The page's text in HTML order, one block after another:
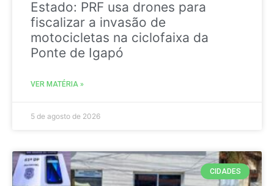
Estado: PRF usa drones para
fiscalizar a invasão de
motocicletas na ciclofaixa da
Ponte de Igapó
VER MATÉRIA »
5 de agosto de 2026
CIDADES